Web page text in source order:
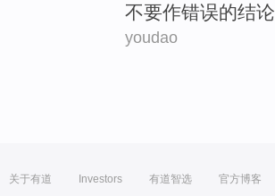
不要作错误的结论
youdao
关于有道 Investors 有道智选 官方博客